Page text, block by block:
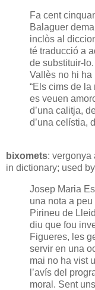
Fa cent
Balaguer
inclòs al
té traducció a
de substituir-
Vallès no hi ha
“Els cims de la
es veuen
d’una calitja,
d’una celístia,
bixomets: vergonya
in dictionary; used
Josep Maria
una nota a
Pirineu de
diu que fou
Figueres, les
servir en una
mai no ha vist
l’avís del
moral. Sent